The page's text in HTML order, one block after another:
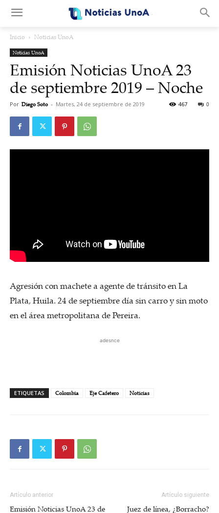
Inicio Noticias UnoA
Noticias UnoA
Emisión Noticias UnoA 23
de septiembre 2019 – Noche
Por Diego Soto - Martes, 24 de septiembre de 2019 0
467
Agresión con machete a agente de tránsito en La
Plata, Huila. 24 de septiembre día sin carro y sin moto
en el área metropolitana de Pereira.
adesnce
ETIQUETAS Colombia Eje Cafetero Noticias
Artículo anterior
Emisión Noticias UnoA 23 de
Artículo siguiente
Juez de línea, ¿Borracho?